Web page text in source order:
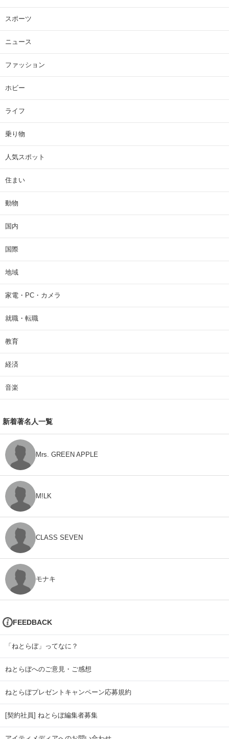
スポーツ
ニュース
ファッション
ホビー
ライフ
乗り物
人気スポット
住まい
動物
国内
国際
地域
家電・PC・カメラ
就職・転職
教育
経済
音楽
新着著名人一覧
Mrs. GREEN APPLE
M!LK
CLASS SEVEN
モナキ
FEEDBACK
「ねとらぼ」ってなに？
ねとらぼへのご意見・ご感想
ねとらぼプレゼントキャンペーン応募規約
[契約社員] ねとらぼ編集者募集